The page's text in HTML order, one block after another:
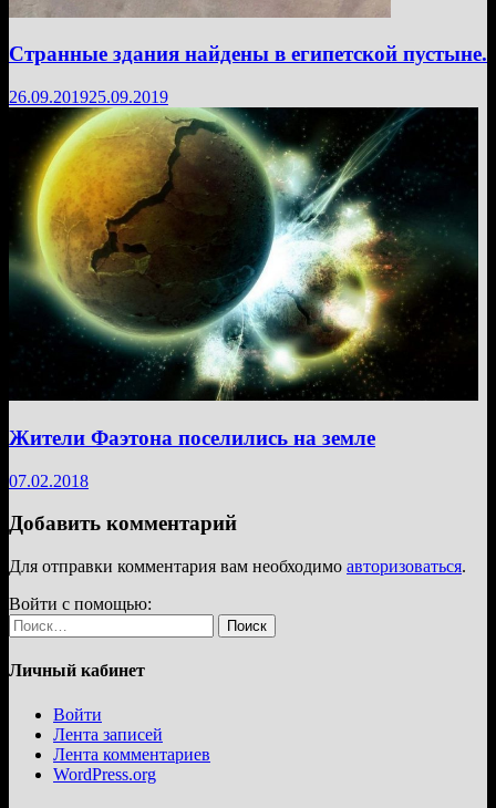
Странные здания найдены в египетской пустыне.
26.09.201925.09.2019
Жители Фаэтона поселились на земле
07.02.2018
Добавить комментарий
Для отправки комментария вам необходимо авторизоваться.
Войти с помощью:
Найти:
Личный кабинет
Войти
Лента записей
Лента комментариев
WordPress.org